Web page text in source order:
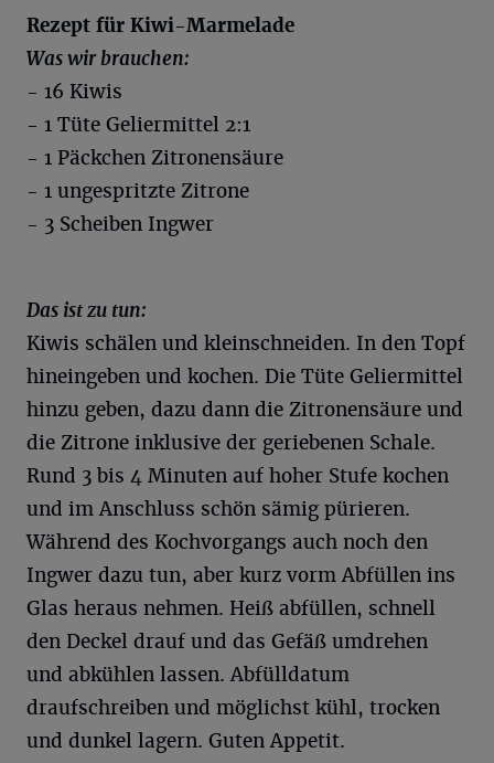
Rezept für Kiwi-Marmelade
Was wir brauchen:
- 16 Kiwis
- 1 Tüte Geliermittel 2:1
- 1 Päckchen Zitronensäure
- 1 ungespritzte Zitrone
- 3 Scheiben Ingwer
Das ist zu tun:
Kiwis schälen und kleinschneiden. In den Topf
hineingeben und kochen. Die Tüte Geliermittel
hinzu geben, dazu dann die Zitronensäure und
die Zitrone inklusive der geriebenen Schale.
Rund 3 bis 4 Minuten auf hoher Stufe kochen
und im Anschluss schön sämig pürieren.
Während des Kochvorgangs auch noch den
Ingwer dazu tun, aber kurz vorm Abfüllen ins
Glas heraus nehmen. Heiß abfüllen, schnell
den Deckel drauf und das Gefäß umdrehen
und abkühlen lassen. Abfülldatum
draufschreiben und möglichst kühl, trocken
und dunkel lagern. Guten Appetit.